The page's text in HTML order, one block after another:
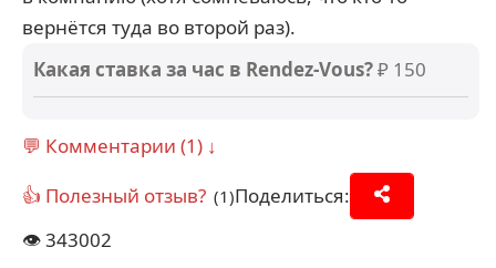
вернётся туда во второй раз).
Какая ставка за час в Rendez-Vous?₽ 150
💬 Комментарии (1) ↓
👍 Полезный отзыв? (1)Поделиться:
👁️343002